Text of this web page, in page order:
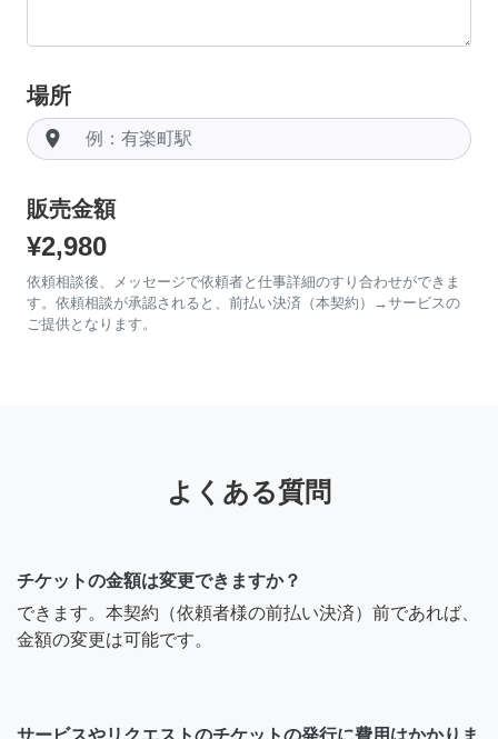
場所
room
販売金額
¥2,980
依頼相談後、メッセージで依頼者と仕事詳細のすり合わせができま
す。依頼相談が承認されると、前払い決済（本契約）→サービスの
ご提供となります。
よくある質問
チケットの金額は変更できますか？
できます。本契約（依頼者様の前払い決済）前であれば、
金額の変更は可能です。
サービスやリクエストのチケットの発行に費用はかかりま